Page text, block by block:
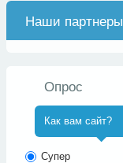
Наши партнеры
Опрос
Как вам сайт?
Супер